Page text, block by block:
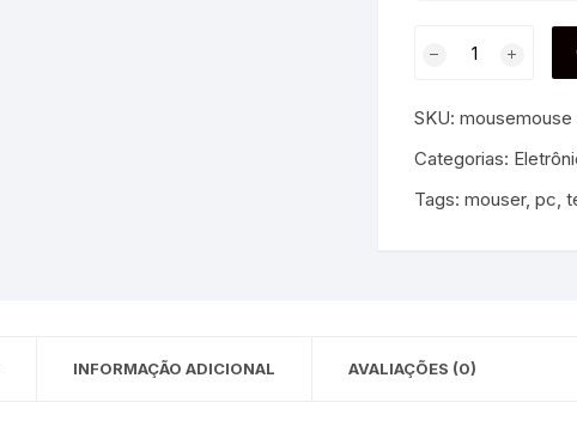
SKU:
Categorias:
Tags: mouser, pc,
INFORMAÇÃO ADICIONAL AVALIAÇÕES (0)